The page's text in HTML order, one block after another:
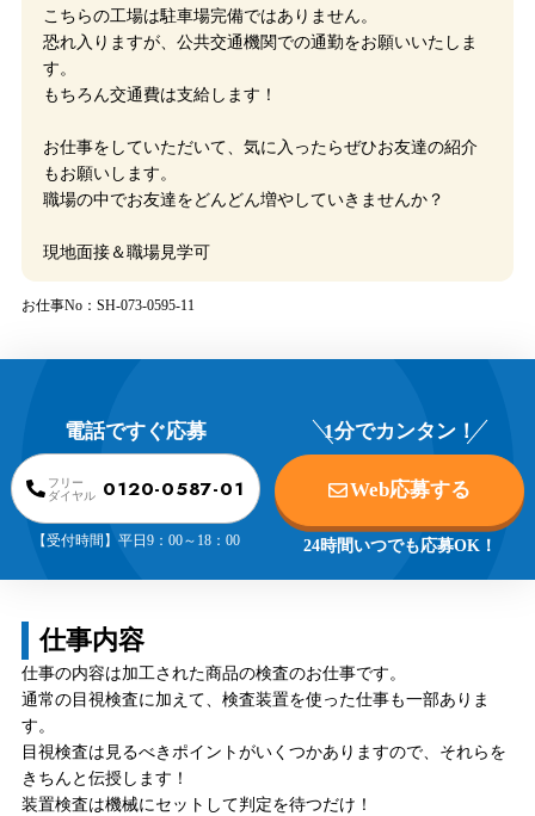
こちらの工場は駐車場完備ではありません。
恐れ入りますが、公共交通機関での通勤をお願いいたしま
す。
もちろん交通費は支給します！
お仕事をしていただいて、気に入ったらぜひお友達の紹介
もお願いします。
職場の中でお友達をどんどん増やしていきませんか？
現地面接＆職場見学可
お仕事No：SH-073-0595-11
電話ですぐ応募
フリー
ダイヤル
0120-0587-01
【受付時間】平日9：00～18：00
1分でカンタン！
Web応募する
24時間いつでも応募OK！
仕事内容
仕事の内容は加工された商品の検査のお仕事です。
通常の目視検査に加えて、検査装置を使った仕事も一部ありま
す。
目視検査は見るべきポイントがいくつかありますので、それらを
きちんと伝授します！
装置検査は機械にセットして判定を待つだけ！